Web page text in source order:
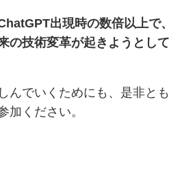
出現時の数倍以上で、
の技術変革が起きようとして
んでいくためにも、是非とも
加ください。